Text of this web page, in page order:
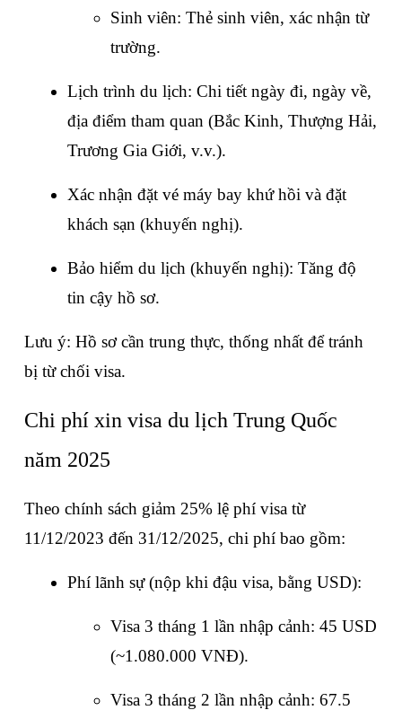
Sinh viên: Thẻ sinh viên, xác nhận từ
trường.
Lịch trình du lịch: Chi tiết ngày đi, ngày về,
địa điểm tham quan (Bắc Kinh, Thượng Hải,
Trương Gia Giới, v.v.).
Xác nhận đặt vé máy bay khứ hồi và đặt
khách sạn (khuyến nghị).
Bảo hiểm du lịch (khuyến nghị): Tăng độ
tin cậy hồ sơ.
Lưu ý: Hồ sơ cần trung thực, thống nhất để tránh
bị từ chối visa.
Chi phí xin visa du lịch Trung Quốc
năm 2025
Theo chính sách giảm 25% lệ phí visa từ
11/12/2023 đến 31/12/2025, chi phí bao gồm:
Phí lãnh sự (nộp khi đậu visa, bằng USD):
Visa 3 tháng 1 lần nhập cảnh: 45 USD
(~1.080.000 VNĐ).
Visa 3 tháng 2 lần nhập cảnh: 67.5